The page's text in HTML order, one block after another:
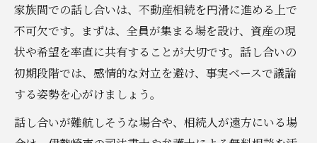
家族間での話し合いは、不動産相続を円滑に進める上で
不可欠です。まずは、全員が集まる場を設け、資産の現
状や希望を率直に共有することが大切です。話し合いの
初期段階では、感情的な対立を避け、事実ベースで議論
する姿勢を心がけましょう。
話し合いが難航しそうな場合や、相続人が遠方にいる場